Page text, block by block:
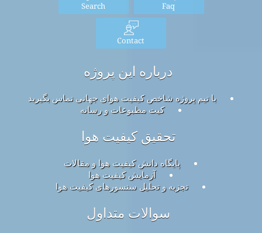
Faq
Search
Contact
درباره این پروژه
با تیم پروژه شاخص کیفیت هوای جهانی تماس بگیرید
کیت مطبوعات و رسانه
تحقیق کیفیت هوا
پایگاه دانش کیفیت هوا و مقالات
آزمایش کیفیت هوا
تجزیه و تحلیل سنسورهای کیفیت هوا
سوالات متداول